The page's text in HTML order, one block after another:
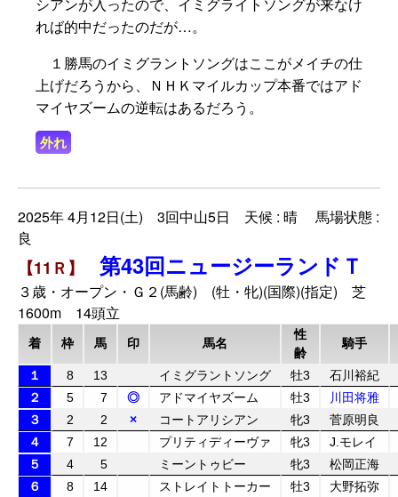
れば的中だったのだが…。
１勝馬のイミグラントソングはここがメイチの仕
上げだろうから、ＮＨＫマイルカップ本番ではアド
マイヤズームの逆転はあるだろう。
外れ
2025年 4月12日(土) 3回中山5日 天候 : 晴 馬場状態 :
良
【11Ｒ】 第43回ニュージーランドＴ
３歳・オープン・Ｇ２(馬齢) (牡・牝)(国際)(指定) 芝
1600m 14頭立
着 枠 馬 印 馬名
性
齢
騎手
１ 8 13 イミグラントソング 牡3
石川裕紀
２
5 7 ◎ アドマイヤズーム 牡3
川田将雅
３
2 2 × コートアリシアン 牝3
菅原明良
４
7 12 プリティディーヴァ 牝3
J.モレイ
５
4 5 ミーントゥビー 牝3
松岡正海
６
8 14 ストレイトトーカー 牡3
大野拓弥